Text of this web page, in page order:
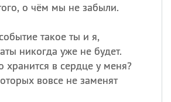
о чём мы не забыли.
такое ты и я,
никогда уже не будет.
хранится в сердце у меня?
вовсе не заменят